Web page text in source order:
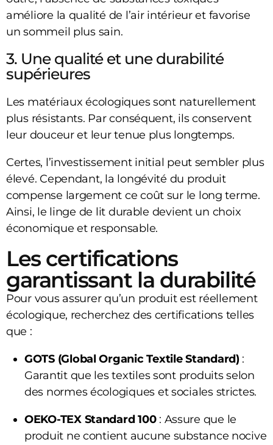
améliore la qualité de l’air intérieur et favorise
un sommeil plus sain.
3. Une qualité et une durabilité
supérieures
Les matériaux écologiques sont naturellement
plus résistants. Par conséquent, ils conservent
leur douceur et leur tenue plus longtemps.
Certes, l’investissement initial peut sembler plus
élevé. Cependant, la longévité du produit
compense largement ce coût sur le long terme.
Ainsi, le linge de lit durable devient un choix
économique et responsable.
Les certifications
garantissant la durabilité
Pour vous assurer qu’un produit est réellement
écologique, recherchez des certifications telles
que :
GOTS (Global Organic Textile Standard):
Garantit que les textiles sont produits selon
des normes écologiques et sociales strictes.
OEKO-TEX Standard 100: Assure que le
produit ne contient aucune substance nocive